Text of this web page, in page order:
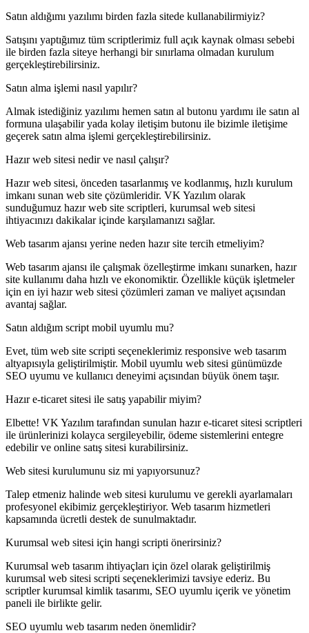
Satın aldığımı yazılımı birden fazla sitede kullanabilirmiyiz?
Satışını yaptığımız tüm scriptlerimiz full açık kaynak olması sebebi
ile birden fazla siteye herhangi bir sınırlama olmadan kurulum
gerçekleştirebilirsiniz.
Satın alma işlemi nasıl yapılır?
Almak istediğiniz yazılımı hemen satın al butonu yardımı ile satın al
formuna ulaşabilir yada kolay iletişim butonu ile bizimle iletişime
geçerek satın alma işlemi gerçekleştirebilirsiniz.
Hazır web sitesi nedir ve nasıl çalışır?
Hazır web sitesi, önceden tasarlanmış ve kodlanmış, hızlı kurulum
imkanı sunan web site çözümleridir. VK Yazılım olarak
sunduğumuz hazır web site scriptleri, kurumsal web sitesi
ihtiyacınızı dakikalar içinde karşılamanızı sağlar.
Web tasarım ajansı yerine neden hazır site tercih etmeliyim?
Web tasarım ajansı ile çalışmak özelleştirme imkanı sunarken, hazır
site kullanımı daha hızlı ve ekonomiktir. Özellikle küçük işletmeler
için en iyi hazır web sitesi çözümleri zaman ve maliyet açısından
avantaj sağlar.
Satın aldığım script mobil uyumlu mu?
Evet, tüm web site scripti seçeneklerimiz responsive web tasarım
altyapısıyla geliştirilmiştir. Mobil uyumlu web sitesi günümüzde
SEO uyumu ve kullanıcı deneyimi açısından büyük önem taşır.
Hazır e-ticaret sitesi ile satış yapabilir miyim?
Elbette! VK Yazılım tarafından sunulan hazır e-ticaret sitesi scriptleri
ile ürünlerinizi kolayca sergileyebilir, ödeme sistemlerini entegre
edebilir ve online satış sitesi kurabilirsiniz.
Web sitesi kurulumunu siz mi yapıyorsunuz?
Talep etmeniz halinde web sitesi kurulumu ve gerekli ayarlamaları
profesyonel ekibimiz gerçekleştiriyor. Web tasarım hizmetleri
kapsamında ücretli destek de sunulmaktadır.
Kurumsal web sitesi için hangi scripti önerirsiniz?
Kurumsal web tasarım ihtiyaçları için özel olarak geliştirilmiş
kurumsal web sitesi scripti seçeneklerimizi tavsiye ederiz. Bu
scriptler kurumsal kimlik tasarımı, SEO uyumlu içerik ve yönetim
paneli ile birlikte gelir.
SEO uyumlu web tasarım neden önemlidir?